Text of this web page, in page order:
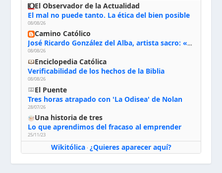
El Observador de la Actualidad
El mal no puede tanto. La ética del bien posible
08/08/26
Camino Católico
José Ricardo González del Alba, artista sacro: «Yo oro, hablo con Dios, le pido al Espíritu Santo su inspiración y siempre pinto rezando el rosario para que sea Él quien actúe a través de mis manos»
08/08/26
Enciclopedia Católica
Verificabilidad de los hechos de la Biblia
08/08/26
El Puente
Tres horas atrapado con 'La Odisea' de Nolan
28/07/26
Una historia de tres
Lo que aprendimos del fracaso al emprender
25/11/23
Wikitólica· ¿Quieres aparecer aquí?